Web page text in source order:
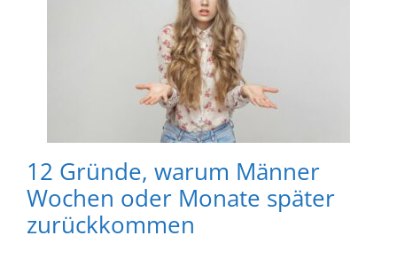
12 Gründe, warum Männer
Wochen oder Monate später
zurückkommen